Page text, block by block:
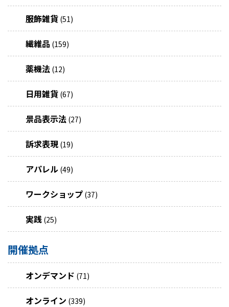
服飾雑貨 (51)
繊維品 (159)
薬機法 (12)
日用雑貨 (67)
景品表示法 (27)
訴求表現 (19)
アパレル (49)
ワークショップ (37)
実践 (25)
開催拠点
オンデマンド (71)
オンライン (339)